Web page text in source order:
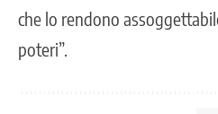
che lo rendono
poteri”.